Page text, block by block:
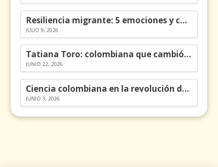
Resiliencia migrante: 5 emociones y cómo gestionarlas
JULIO 9, 2026
Tatiana Toro: colombiana que cambió la historia de las matemáticas
JUNIO 22, 2026
Ciencia colombiana en la revolución de los órganos en chips
JUNIO 3, 2026